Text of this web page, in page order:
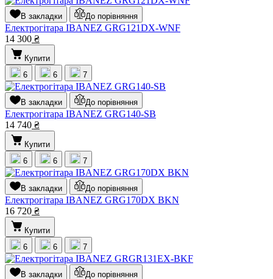
В закладки До порівняння
Електрогітара IBANEZ GRG121DX-WNF
14 300 ₴
Купити
6
6 7
В закладки До порівняння
Електрогітара IBANEZ GRG140-SB
14 740 ₴
Купити
6
6 7
В закладки До порівняння
Електрогітара IBANEZ GRG170DX BKN
16 720 ₴
Купити
6
6 7
В закладки До порівняння